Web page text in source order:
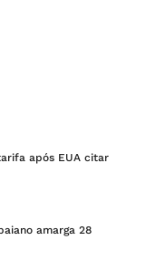
após EUA citar
amarga 28